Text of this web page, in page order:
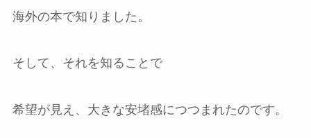
海外の本で知りました。
そして、それを知ることで
希望が見え、大きな安堵感につつまれたのです。